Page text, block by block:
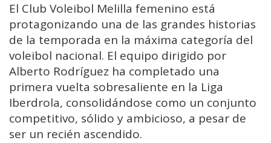
El Club Voleibol Melilla femenino está
protagonizando una de las grandes historias
de la temporada en la máxima categoría del
voleibol nacional. El equipo dirigido por
Alberto Rodríguez ha completado una
primera vuelta sobresaliente en la Liga
Iberdrola, consolidándose como un conjunto
competitivo, sólido y ambicioso, a pesar de
ser un recién ascendido.